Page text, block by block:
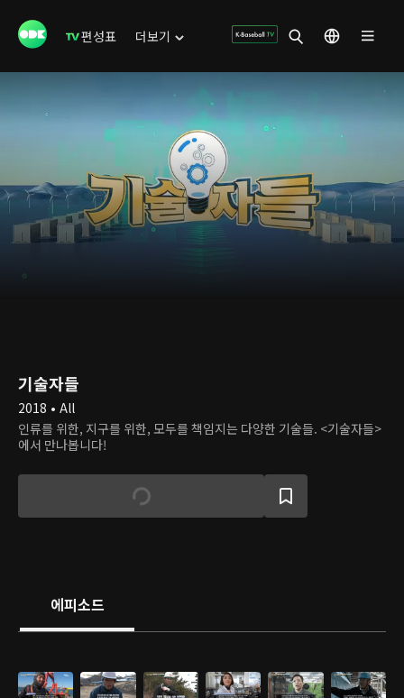
편성표 더보기
기술자들
2018 • All
인류를 위한, 지구를 위한, 모두를 책임지는 다양한 기술들. <기술자들>
에서 만나봅니다!
에피소드